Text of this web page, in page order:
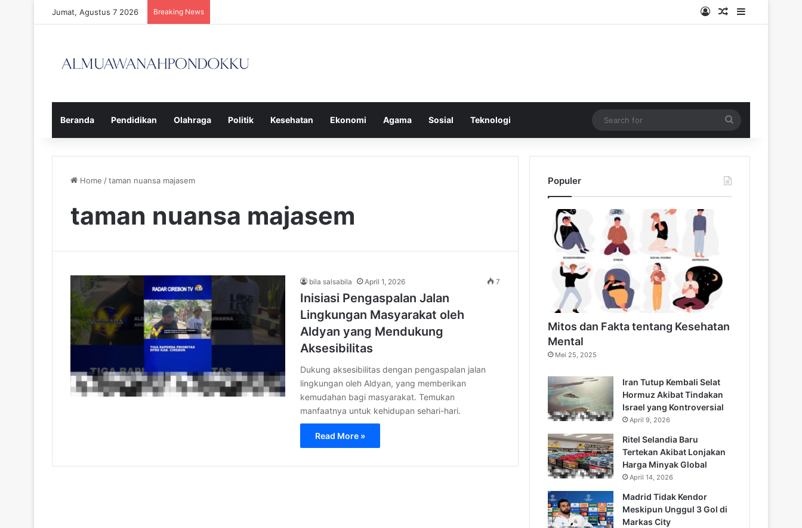
Jumat, Agustus 7 2026 Breaking News Log InRandom Article
Sidebar
Beranda Pendidikan Olahraga Politik Kesehatan Ekonomi Agama Sosial Teknologi
for
Home /taman nuansa majasem
taman nuansa majasem
bila salsabila April 1, 2026 7
Inisiasi Pengaspalan Jalan
Lingkungan Masyarakat oleh
Aldyan yang Mendukung
Aksesibilitas
Dukung aksesibilitas dengan pengaspalan jalan
lingkungan oleh Aldyan, yang memberikan
kemudahan bagi masyarakat. Temukan
manfaatnya untuk kehidupan sehari-hari.
Read More »
Populer
Mitos dan Fakta tentang Kesehatan
Mental
Mei 25, 2025
Iran Tutup Kembali Selat
Hormuz Akibat Tindakan
Israel yang Kontroversial
April 9, 2026
Ritel Selandia Baru
Tertekan Akibat Lonjakan
Harga Minyak Global
April 14, 2026
Madrid Tidak Kendor
Meskipun Unggul 3 Gol di
Markas City